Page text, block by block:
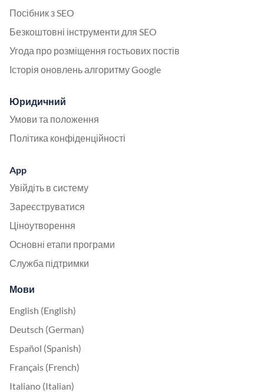
Посібник з SEO
Безкоштовні інструменти для SEO
Угода про розміщення гостьових постів
Історія оновлень алгоритму Google
Юридичний
Умови та положення
Політика конфіденційності
App
Увійдіть в систему
Зареєструватися
Ціноутворення
Основні етапи програми
Служба підтримки
Мови
English (English)
Deutsch (German)
Español (Spanish)
Français (French)
Italiano (Italian)